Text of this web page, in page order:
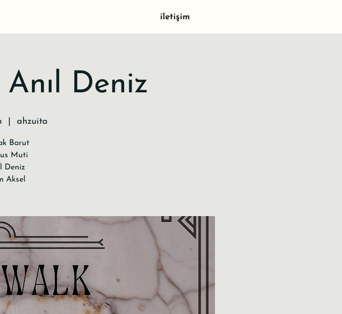
iletişim
Deniz
ahzuita
Barut
Muti
Deniz
Aksel